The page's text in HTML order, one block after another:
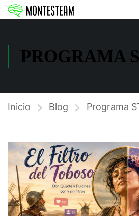
PROGRAMA
Inicio Blog Programa